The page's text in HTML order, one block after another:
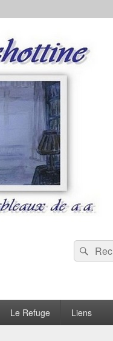
Le Refuge Liens